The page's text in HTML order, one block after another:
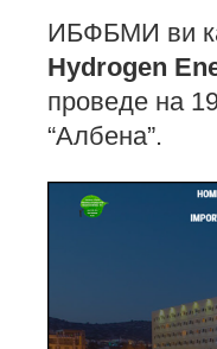
ИБФБМИ ви
Hydrogen
проведе на
“Албена”.